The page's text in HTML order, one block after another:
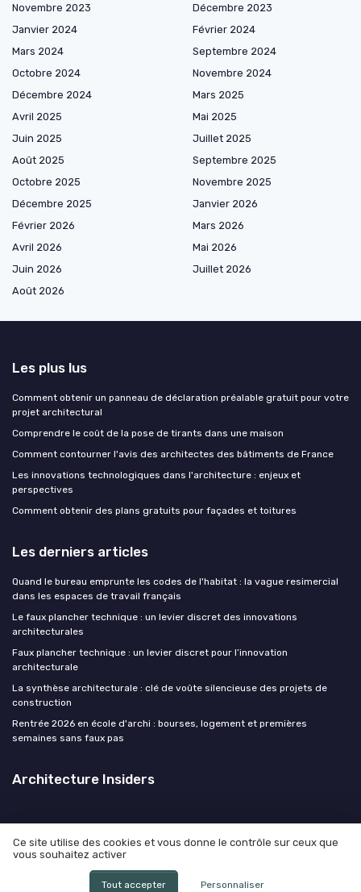
Novembre 2023
Décembre 2023
Janvier 2024
Février 2024
Mars 2024
Septembre 2024
Octobre 2024
Novembre 2024
Décembre 2024
Mars 2025
Avril 2025
Mai 2025
Juin 2025
Juillet 2025
Août 2025
Septembre 2025
Octobre 2025
Novembre 2025
Décembre 2025
Janvier 2026
Février 2026
Mars 2026
Avril 2026
Mai 2026
Juin 2026
Juillet 2026
Août 2026
Les plus lus
Comment obtenir un panneau de déclaration préalable gratuit pour votre
projet architectural
Comprendre le coût de la pose de tirants dans une maison
Comment contourner l'avis des architectes des bâtiments de France
Les innovations technologiques dans l'architecture : enjeux et
perspectives
Comment obtenir des plans gratuits pour façades et toitures
Les derniers articles
Quand le bureau emprunte les codes de l'habitat : la vague resimercial
dans les espaces de travail français
Le faux plancher technique : un levier discret des innovations
architecturales
Faux plancher technique : un levier discret pour l’innovation
architecturale
La synthèse architecturale : clé de voûte silencieuse des projets de
construction
Rentrée 2026 en école d'archi : bourses, logement et premières
semaines sans faux pas
Architecture Insiders
Mentions légales
© Architecture Insiders 2026
Ce site utilise des cookies et vous donne le contrôle sur ceux que
vous souhaitez activer
Tout accepter Personnaliser